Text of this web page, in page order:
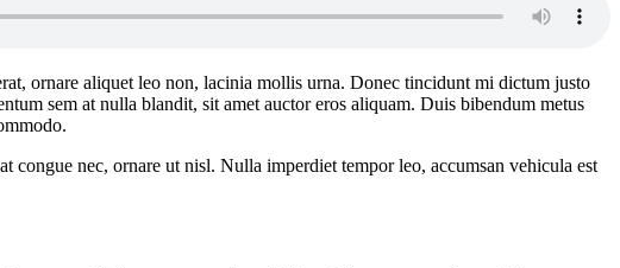
ornare aliquet leo non, lacinia mollis urna. Donec tincidunt mi dictum justo
sem at nulla blandit, sit amet auctor eros aliquam. Duis bibendum metus
nec, ornare ut nisl. Nulla imperdiet tempor leo, accumsan vehicula est